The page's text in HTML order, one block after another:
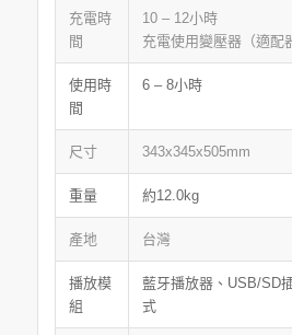
充電時
間
10 – 12小時
充電使用變壓器（適配
使用時
間
6 – 8小時
尺寸 343x345x505mm
重量 約12.0kg
產地 台灣
播放模
組
藍牙播放器、USB/SD
式